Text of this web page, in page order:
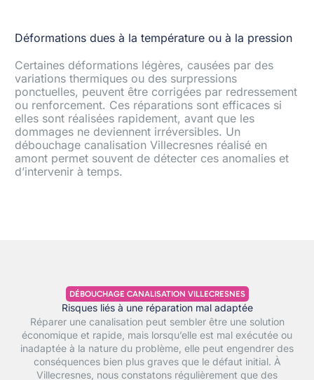
Déformations dues à la température ou à la pression
Certaines déformations légères, causées par des
variations thermiques ou des surpressions
ponctuelles, peuvent être corrigées par redressement
ou renforcement. Ces réparations sont efficaces si
elles sont réalisées rapidement, avant que les
dommages ne deviennent irréversibles. Un
débouchage canalisation Villecresnes réalisé en
amont permet souvent de détecter ces anomalies et
d’intervenir à temps.
DÉBOUCHAGE CANALISATION VILLECRESNES
Risques liés à une réparation mal adaptée
Réparer une canalisation peut sembler être une solution
économique et rapide, mais lorsqu’elle est mal exécutée ou
inadaptée à la nature du problème, elle peut engendrer des
conséquences bien plus graves que le défaut initial. À
Villecresnes, nous constatons régulièrement que des